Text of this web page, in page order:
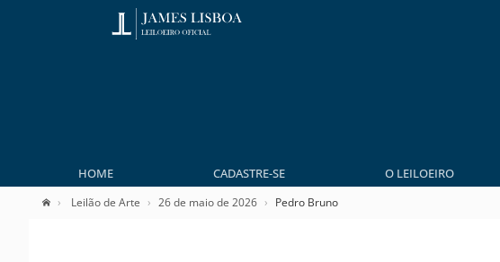
HOME CADASTRE-SE O LEILOEIRO
Leilão de Arte 26 de maio de 2026 Pedro Bruno